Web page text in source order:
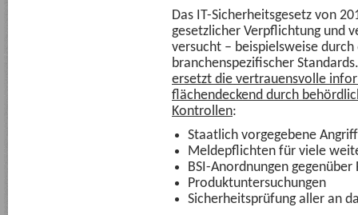
Das IT-Sicherheitsgesetz von
gesetzlicher Verpflichtung und
versucht – beispielsweise
branchenspezifischer
ersetzt die vertrauensvolle
flächendeckend durch
Kontrollen:
Staatlich vorgegebene
Meldepflichten für viele
BSI-Anordnungen gegenüber
Produktuntersuchungen
Sicherheitsprüfung aller an